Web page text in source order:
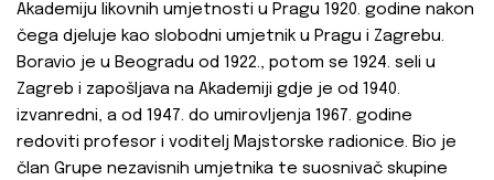
Akademiju likovnih umjetnosti u Pragu 1920. godine nakon
čega djeluje kao slobodni umjetnik u Pragu i Zagrebu.
Boravio je u Beogradu od 1922., potom se 1924. seli u
Zagreb i zapošljava na Akademiji gdje je od 1940.
izvanredni, a od 1947. do umirovljenja 1967. godine
redoviti profesor i voditelj Majstorske radionice. Bio je
član Grupe nezavisnih umjetnika te suosnivač skupine